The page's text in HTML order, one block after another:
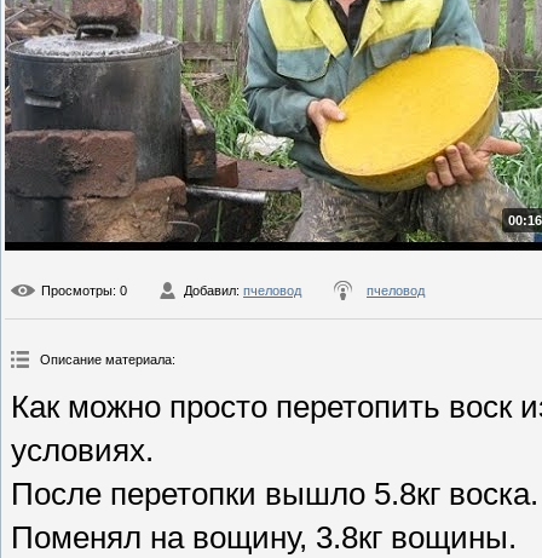
Просмотры: 0 Добавил: пчеловод пчеловод
Описание материала:
Как можно просто перетопить
условиях.
После перетопки вышло 5.8кг воска.
Поменял на вощину, 3.8кг вощины.